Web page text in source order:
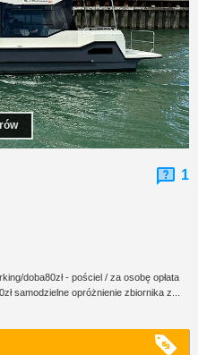
1
doba80zł - pościel / za osobę opłata
samodzielne opróżnienie zbiornika z...